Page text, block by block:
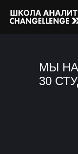
МЫ
30